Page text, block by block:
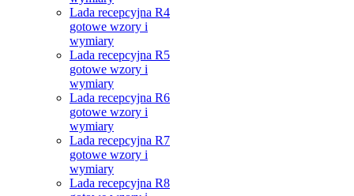
Lada recepcyjna R4
gotowe wzory i
wymiary
Lada recepcyjna R5
gotowe wzory i
wymiary
Lada recepcyjna R6
gotowe wzory i
wymiary
Lada recepcyjna R7
gotowe wzory i
wymiary
Lada recepcyjna R8